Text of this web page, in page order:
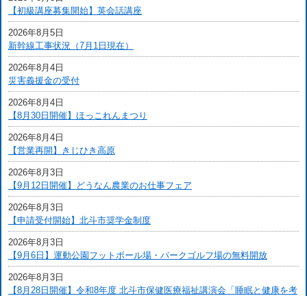
【初級講座募集開始】英会話講座
2026年8月5日
新幹線工事状況（7月1日現在）
2026年8月4日
災害義援金の受付
2026年8月4日
【8月30日開催】ほっこれんまつり
2026年8月4日
【営業再開】きじひき高原
2026年8月3日
【9月12日開催】どうなん農業のお仕事フェア
2026年8月3日
【申請受付開始】北斗市奨学金制度
2026年8月3日
【9月6日】運動公園フットボール場・パークゴルフ場の無料開放
2026年8月3日
【8月28日開催】令和8年度 北斗市保健医療福祉講演会「睡眠と健康を考